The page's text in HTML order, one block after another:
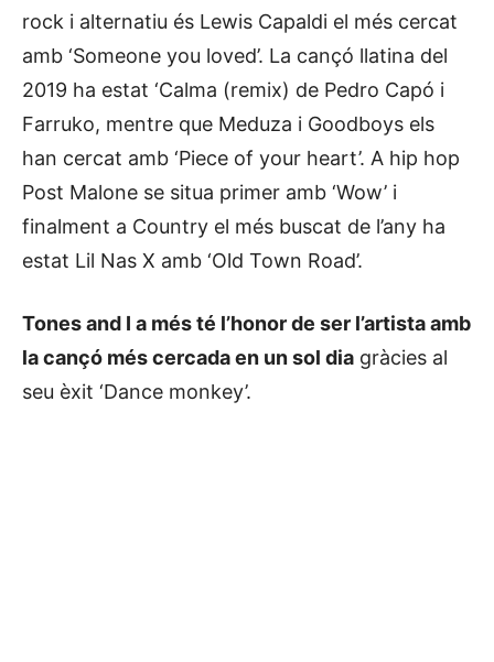
rock i alternatiu és Lewis Capaldi el més cercat
amb ‘Someone you loved’. La cançó llatina del
2019 ha estat ‘Calma (remix) de Pedro Capó i
Farruko, mentre que Meduza i Goodboys els
han cercat amb ‘Piece of your heart’. A hip hop
Post Malone se situa primer amb ‘Wow’ i
finalment a Country el més buscat de l’any ha
estat Lil Nas X amb ‘Old Town Road’.
Tones and I a més té l’honor de ser l’artista amb
la cançó més cercada en un sol dia gràcies al
seu èxit ‘Dance monkey’.